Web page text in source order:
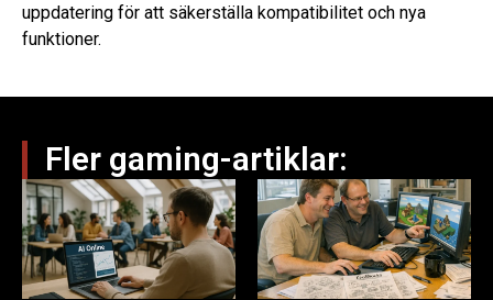
uppdatering för att säkerställa kompatibilitet och nya
funktioner.
Fler gaming-artiklar: